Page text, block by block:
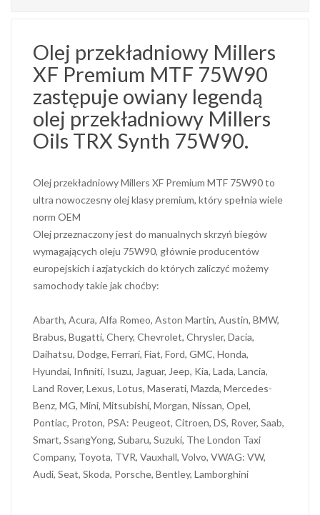
Olej przekładniowy Millers
XF Premium MTF 75W90
zastępuje owiany legendą
olej przekładniowy Millers
Oils TRX Synth 75W90.
Olej przekładniowy Millers XF Premium MTF 75W90 to
ultra nowoczesny olej klasy premium, który spełnia wiele
norm OEM
Olej przeznaczony jest do manualnych skrzyń biegów
wymagających oleju 75W90, głównie producentów
europejskich i azjatyckich do których zaliczyć możemy
samochody takie jak choćby:
Abarth, Acura, Alfa Romeo, Aston Martin, Austin, BMW,
Brabus, Bugatti, Chery, Chevrolet, Chrysler, Dacia,
Daihatsu, Dodge, Ferrari, Fiat, Ford, GMC, Honda,
Hyundai, Infiniti, Isuzu, Jaguar, Jeep, Kia, Lada, Lancia,
Land Rover, Lexus, Lotus, Maserati, Mazda, Mercedes-
Benz, MG, Mini, Mitsubishi, Morgan, Nissan, Opel,
Pontiac, Proton, PSA: Peugeot, Citroen, DS, Rover, Saab,
Smart, SsangYong, Subaru, Suzuki, The London Taxi
Company, Toyota, TVR, Vauxhall, Volvo, VWAG: VW,
Audi, Seat, Skoda, Porsche, Bentley, Lamborghini